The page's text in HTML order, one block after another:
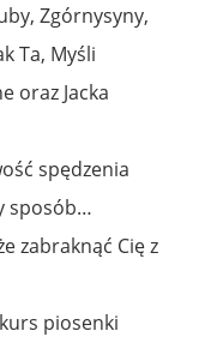
Zgórnysyny,
Ta, Myśli
oraz Jacka
spędzenia
sposób…
zabraknąć Cię z
piosenki